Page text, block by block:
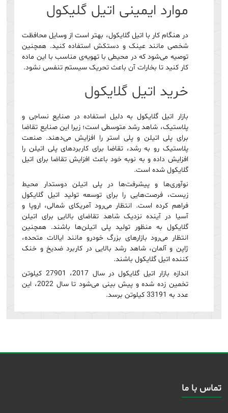
موارد ایمینی اتیل گلیکول
در هنگام کار با اتیل گلایکول، بهتر است از وسایل محافظت
شخصی مانند عینک و دستکش استفاده کنید. همچنین
توصیه می‌شود که در محیطی با تهویه‌ی مناسب با این ماده
کار کنید تا بخارات آن باعث تحریک سیستم تنفسی نشود.
خرید اتیل گلایکول
بازار اتیل گلایکول به دلیل استفاده در صنایع نساجی و
پلاستیک، شاهد رشد متوسطی است؛ زیرا این صنایع تقاضا
برای پلی اتیلن و پلی استر را افزایش می‌دهند. صنعت
پلاستیک رو به رشد، تقاضا برای کاربردهای پلی اتیلن را
افزایش داده و به نوبه خود باعث افزایش تقاضا برای اتیل
گلایکول شده است.
نوآوری‌ها و پیشرفت‌ها در پلی اتیلن دوستدار محیط
زیست، فرصت‌هایی را برای توسعه تولید اتیل گلایکول
فراهم کرده است. انتظار می‌رود آمریکای شمالی، اروپا و
آسیا در آینده نزدیک شاهد تقاضای بالایی برای اتیلن
گلایکول به منظور تولید پلی اتیلن‌ها باشند. همچنین
انتظار می‌رود بازارهای بزرگ خودرو مانند ایالات متحده،
ژاپن و آلمان، شاهد رشد بالایی در کاربرد ضدیخ و خنک
کننده اتیل گلایکول باشند.
اندازه بازار اتیل گلایکول در سال 2017، 27901 کیلوتن
تخمین زده شده و پیش بینی می‌شود تا سال 2022، این
عدد به 33191 کیلوتن برسد.
تماس با ما